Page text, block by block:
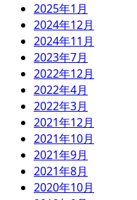
2025年1月
2024年12月
2024年11月
2023年7月
2022年12月
2022年4月
2022年3月
2021年12月
2021年10月
2021年9月
2021年8月
2020年10月